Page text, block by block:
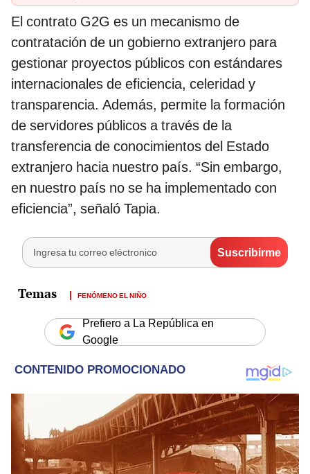
El contrato G2G es un mecanismo de
contratación de un gobierno extranjero para
gestionar proyectos públicos con estándares
internacionales de eficiencia, celeridad y
transparencia. Además, permite la formación
de servidores públicos a través de la
transferencia de conocimientos del Estado
extranjero hacia nuestro país. “Sin embargo,
en nuestro país no se ha implementado con
eficiencia”, señaló Tapia.
FENÓMENO EL NIÑO
Prefiero a La República en
Google